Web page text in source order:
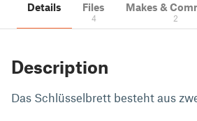
Details Files
4
Makes &
2
Description
Das Schlüsselbrett besteht aus